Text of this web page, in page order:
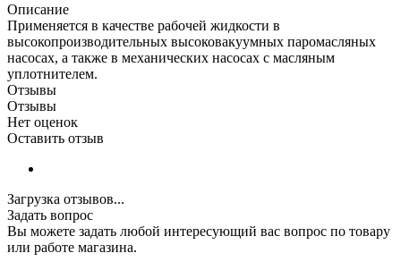
Описание
Применяется в качестве рабочей жидкости в
высокопроизводительных высоковакуумных паромасляных
насосах, а также в механических насосах с масляным
уплотнителем.
Отзывы
Отзывы
Нет оценок
Оставить отзыв
Загрузка отзывов...
Задать вопрос
Вы можете задать любой интересующий вас вопрос по товару
или работе магазина.